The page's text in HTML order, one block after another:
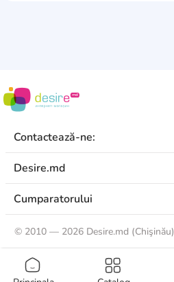
Contactează-ne:
Desire.md
Cumparatorului
© 2010 — 2026 Desire.md (Chişinău)